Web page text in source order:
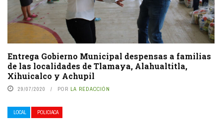
Entrega Gobierno Municipal despensas a familias
de las localidades de Tlamaya, Alahualtitla,
Xihuicalco y Achupil
29/07/2020 POR LA REDACCIÓN
LOCAL POLICIACA